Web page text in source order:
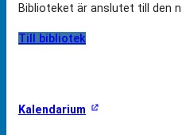
Biblioteket är anslutet till den
Till bibliotek
Kalendarium